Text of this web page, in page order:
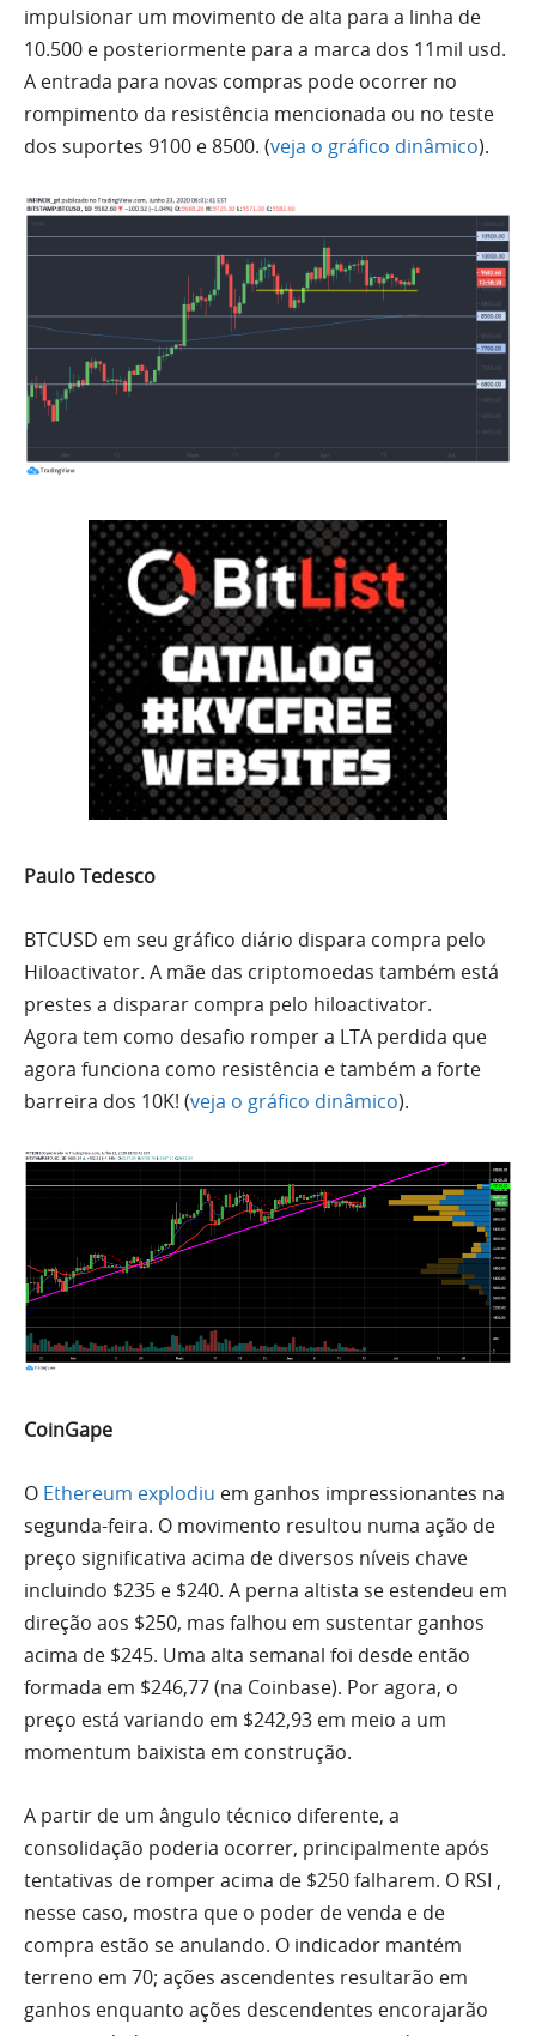
impulsionar um movimento dealta para a linha de
10.500 e posteriormente para a marca dos 11mil usd.
A entrada para novas compras pode ocorrer no
rompimento da resistência mencionada ou no teste
dos suportes 9100 e 8500. (veja o gráfico dinâmico).
Paulo Tedesco
BTCUSD em seu gráfico diário dispara compra pelo
Hiloactivator. A mãe das criptomoedas também está
prestes a disparar compra pelo hiloactivator.
Agora tem como desafio romper a LTA perdida que
agora funciona como resistência e também a forte
barreira dos 10K! (veja o gráfico dinâmico).
CoinGape
O Ethereum explodiu em ganhos impressionantes na
segunda-feira. O movimento resultou numa ação de
preço significativa acima de diversos níveis chave
incluindo $235 e $240. A perna altista se estendeu em
direção aos $250, mas falhou em sustentar ganhos
acima de $245. Uma alta semanal foi desde então
formada em $246,77 (na Coinbase). Por agora, o
preço está variando em $242,93 em meio a um
momentum baixista em construção.
A partir de um ângulo técnico diferente, a
consolidação poderia ocorrer, principalmente após
tentativas de romper acima de $250 falharem. O RSI ,
nesse caso, mostra que o poder de venda e de
compra estão se anulando. O indicador mantém
terreno em 70; ações ascendentes resultarão em
ganhos enquanto ações descendentes encorajarão